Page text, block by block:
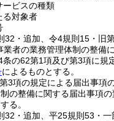
ービスの種類
る対象者
32・追加、令4規則15・旧
業者の業務管理体制の整備
条の62第1項及び第3項に規
によるものとする。
3項の規定による届出事項
の整備に関する届出事項の
る。
32・追加、平25規則53・一